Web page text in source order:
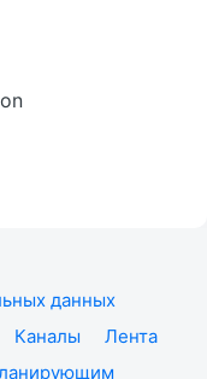
данных
Каналы
Лента